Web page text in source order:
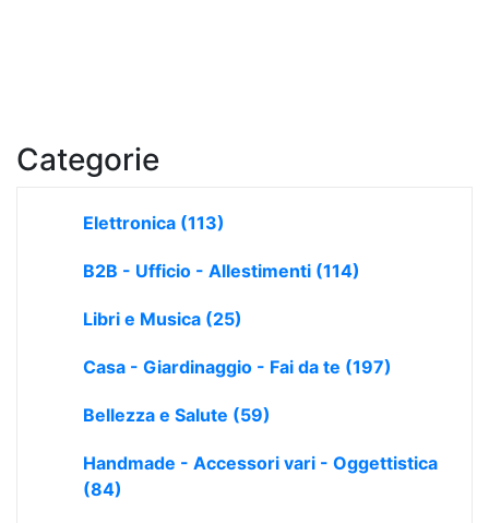
Categorie
Elettronica (113)
B2B - Ufficio - Allestimenti (114)
Libri e Musica (25)
Casa - Giardinaggio - Fai da te (197)
Bellezza e Salute (59)
Handmade - Accessori vari - Oggettistica
(84)